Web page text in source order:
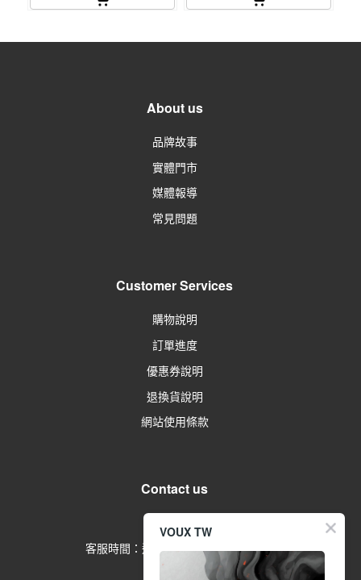
About us
品牌故事
實體門市
媒體報導
常見問題
Customer Services
購物說明
訂單進度
優惠券說明
退換貨說明
網站使用條款
Contact us
客服時間：週一到週五 09:00-17:00
(例假日除外)
VOUX TW